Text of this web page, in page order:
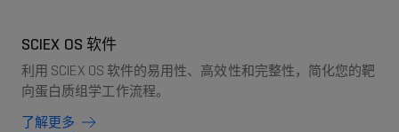
SCIEX OS 软件
利用 SCIEX OS 软件的易用性、高效性和完整性，简化您的靶
向蛋白质组学工作流程。
了解更多